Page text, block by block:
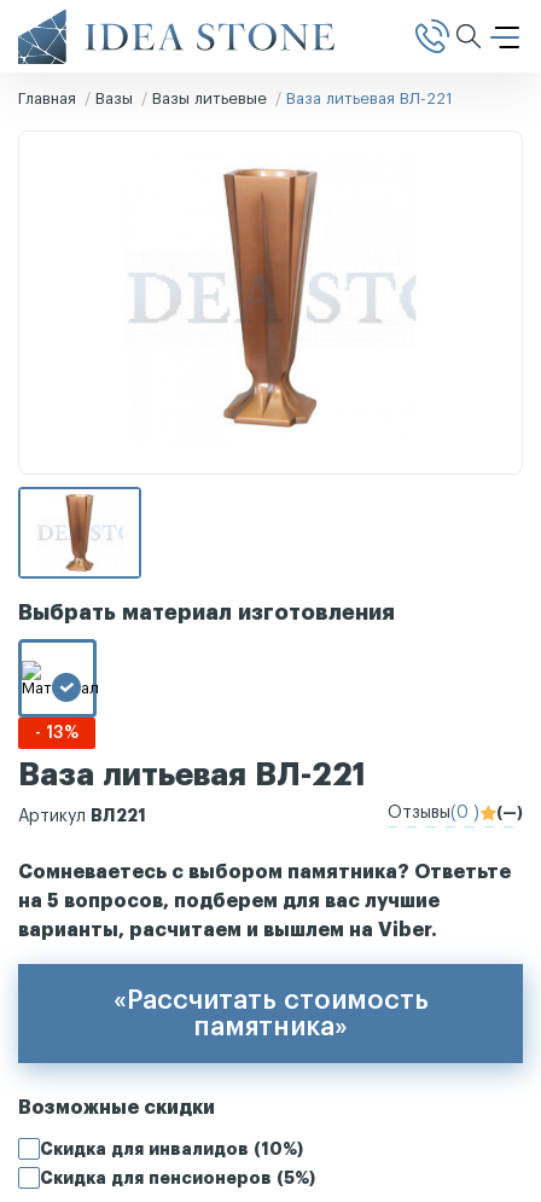
Главная Вазы Вазы литьевые Ваза литьевая ВЛ-221
Выбрать материал изготовления
- 13%
Ваза литьевая ВЛ-221
Артикул ВЛ221 Отзывы(0 ) (—)
Сомневаетесь с выбором памятника? Ответьте
на 5 вопросов, подберем для вас лучшие
варианты, расчитаем и вышлем на Viber.
«Рассчитать стоимость
памятника»
Возможные скидки
Скидка для инвалидов (10%)
Скидка для пенсионеров (5%)